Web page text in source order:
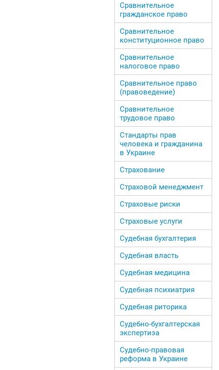
Сравнительное
гражданское право
Сравнительное
конституционное право
Сравнительное
налоговое право
Сравнительное право
(правоведение)
Сравнительное
трудовое право
Стандарты прав
человека и гражданина
в Украине
Страхование
Страховой менеджмент
Страховые риски
Страховые услуги
Судебная бухгалтерия
Судебная власть
Судебная медицина
Судебная психиатрия
Судебная риторика
Судебно-бухгалтерская
экспертиза
Судебно-правовая
реформа в Украине